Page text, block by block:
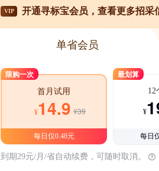
VIP 开通寻标宝会员，查看更多招采
单省会员
限购一次
首月试用
¥14.9 ¥39
每日仅0.48元
最划算
12
¥
每日
到期29元/月/省自动续费，可随时取消。